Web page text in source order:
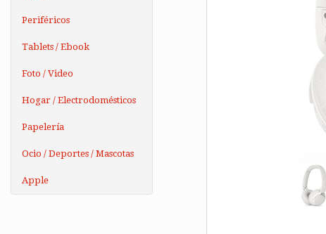
Periféricos
Tablets / Ebook
Foto / Video
Hogar / Electrodomésticos
Papelería
Ocio / Deportes / Mascotas
Apple